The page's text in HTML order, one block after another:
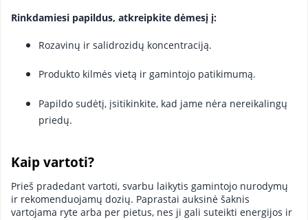
Rinkdamiesi papildus, atkreipkite dėmesį į:
Rozavinų ir salidrozidų koncentraciją.
Produkto kilmės vietą ir gamintojo patikimumą.
Papildo sudėtį, įsitikinkite, kad jame nėra nereikalingų
priedų.
Kaip vartoti?
Prieš pradedant vartoti, svarbu laikytis gamintojo nurodymų
ir rekomenduojamų dozių. Paprastai auksinė šaknis
vartojama ryte arba per pietus, nes ji gali suteikti energijos ir